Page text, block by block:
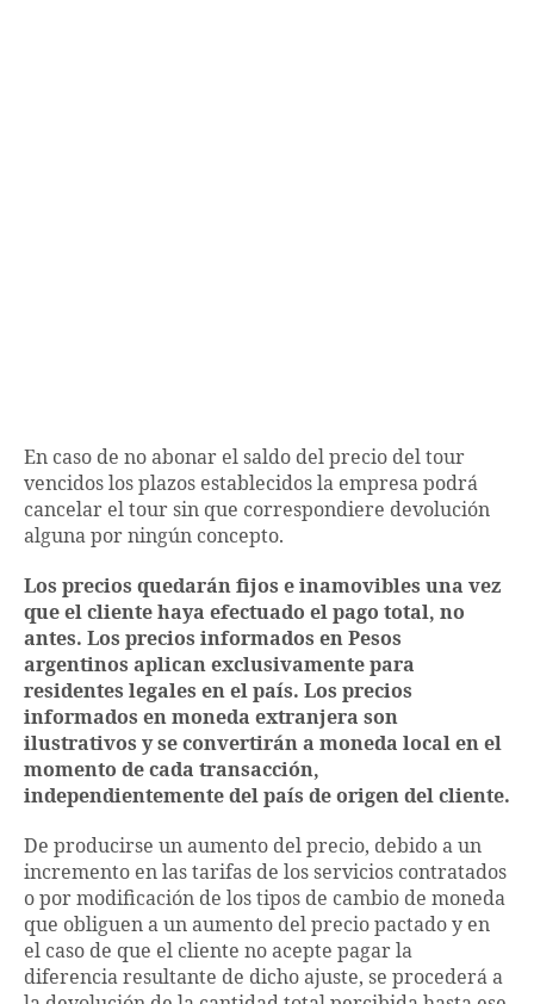
En caso de no abonar el saldo del precio del tour
vencidos los plazos establecidos la empresa podrá
cancelar el tour sin que correspondiere devolución
alguna por ningún concepto.
Los precios quedarán fijos e inamovibles una vez
que el cliente haya efectuado el pago total, no
antes. Los precios informados en Pesos
argentinos aplican exclusivamente para
residentes legales en el país. Los precios
informados en moneda extranjera son
ilustrativos y se convertirán a moneda local en el
momento de cada transacción,
independientemente del país de origen del cliente.
De producirse un aumento del precio, debido a un
incremento en las tarifas de los servicios contratados
o por modificación de los tipos de cambio de moneda
que obliguen a un aumento del precio pactado y en
el caso de que el cliente no acepte pagar la
diferencia resultante de dicho ajuste, se procederá a